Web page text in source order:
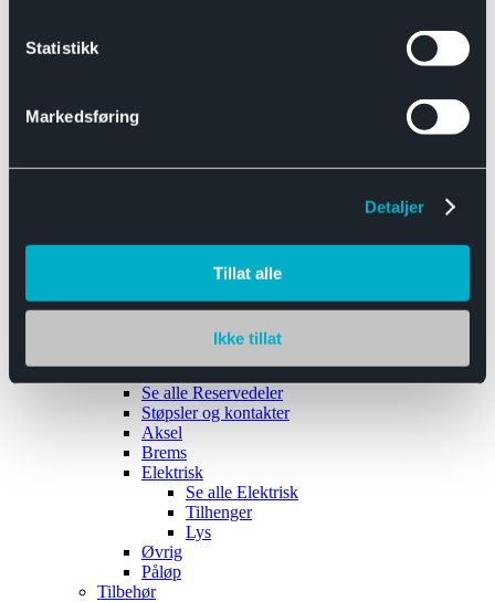
Statistikk
Markedsføring
Detaljer
Tillat alle
Ikke tillat
Båthengere
Reservedeler
Se alle Reservedeler
Støpsler og kontakter
Aksel
Brems
Elektrisk
Se alle Elektrisk
Tilhenger
Lys
Øvrig
Påløp
Tilbehør